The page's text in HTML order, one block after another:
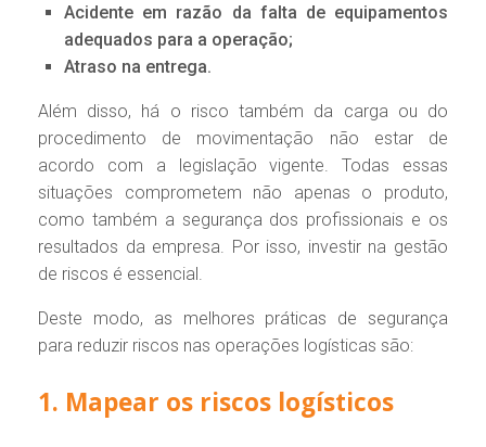
Acidente em razão da falta de equipamentos
adequados para a operação;
Atraso na entrega.
Além disso, há o risco também da carga ou do
procedimento de movimentação não estar de
acordo com a legislação vigente. Todas essas
situações comprometem não apenas o produto,
como também a segurança dos profissionais e os
resultados da empresa. Por isso, investir na gestão
de riscos é essencial.
Deste modo, as melhores práticas de segurança
para reduzir riscos nas operações logísticas são:
1. Mapear os riscos logísticos